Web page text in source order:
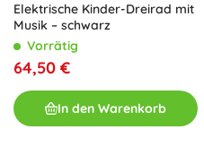
Elektrische Kinder-Dreirad mit
Musik – schwarz
Vorrätig
64,50 €
In den Warenkorb